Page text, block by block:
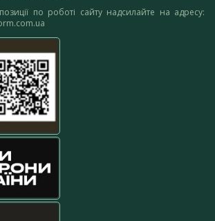
по роботі сайту надсилайте на адресу: